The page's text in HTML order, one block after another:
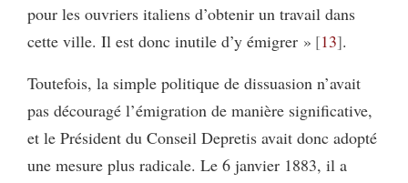
pour les ouvriers italiens d’obtenir un travail dans
cette ville. Il est donc inutile d’y émigrer » 13 .
Toutefois, la simple politique de dissuasion n’avait
pas découragé l’émigration de manière significative,
et le Président du Conseil Depretis avait donc adopté
une mesure plus radicale. Le 6 janvier 1883, il a